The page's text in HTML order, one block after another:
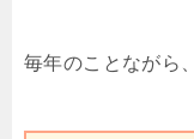
毎年のことながら